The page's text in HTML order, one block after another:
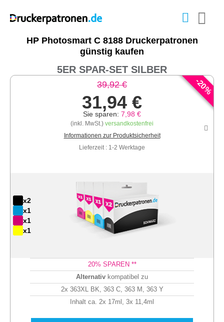
HP Photosmart C 8188 Druckerpatronen
günstig kaufen
5ER SPAR-SET SILBER
-
20
%
39,92 €
31,94 €
Sie sparen: 7,98 €
(inkl. MwSt.) versandkostenfrei
Informationen zur Produktsicherheit
Lieferzeit : 1-2 Werktage
x2
x1
x1
x1
20% SPAREN **
Alternativ kompatibel zu
2x 363XL BK, 363 C, 363 M, 363 Y
Inhalt ca. 2x 17ml, 3x 11,4ml